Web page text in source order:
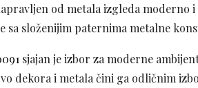
od metala izgleda moderno
sa složenijim paternima metalne
sjajan je izbor za moderne
dekora i metala čini ga odličnim